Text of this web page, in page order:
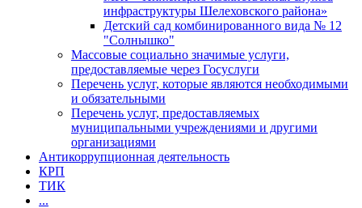
инфраструктуры Шелеховского района»
Детский сад комбинированного вида № 12
"Солнышко"
Массовые социально значимые услуги,
предоставляемые через Госуслуги
Перечень услуг, которые являются необходимыми
и обязательными
Перечень услуг, предоставляемых
муниципальными учреждениями и другими
организациями
Антикоррупционная деятельность
КРП
ТИК
...